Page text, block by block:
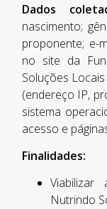
Dados
nascimento;
proponente; e-
no site da
Soluções
(endereço IP,
sistema
acesso e
Finalidades:
Nutrindo